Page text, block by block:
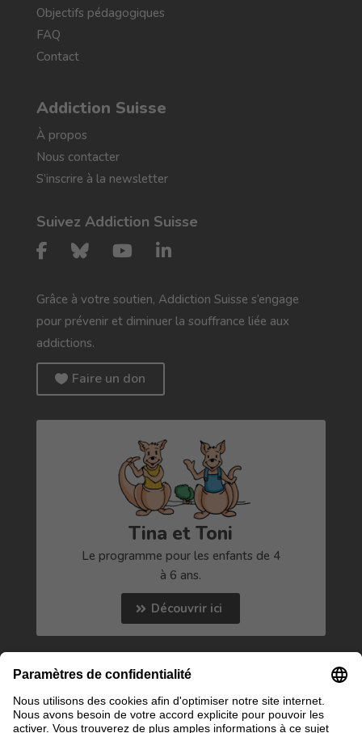
Objectifs pédagogiques
FAQ
Contact
Addiction Suisse
À propos
Nous contacter
S’inscrire à la newsletter
Suivez Addiction Suisse
Grâce à votre soutien, Addiction Suisse s’engage
pour prévenir et diminuer la souffrance liée aux
addictions.
Faire un don
Tina et Toni
Le programme pour les enfants de 4
à 6 ans.
Découvrir ici